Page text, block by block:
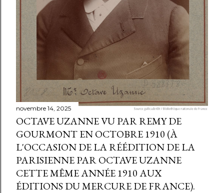
novembre 14, 2025
OCTAVE UZANNE VU PAR REMY DE
GOURMONT EN OCTOBRE 1910 (À
L'OCCASION DE LA RÉÉDITION DE LA
PARISIENNE PAR OCTAVE UZANNE
CETTE MÊME ANNÉE 1910 AUX
ÉDITIONS DU MERCURE DE FRANCE).